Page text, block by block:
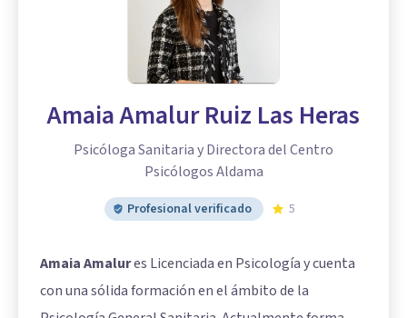
Amaia Amalur Ruiz Las Heras
Psicóloga Sanitaria y Directora del Centro
Psicólogos Aldama
Profesional verificado 5
Amaia Amalures Licenciada en Psicología y cuenta
con una sólida formación en el ámbito de la